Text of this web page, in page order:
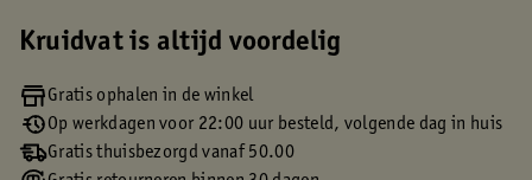
Kruidvat is altijd voordelig
Gratis ophalen in de winkel
Op werkdagen voor 22:00 uur besteld, volgende dag in huis
Gratis thuisbezorgd vanaf 50.00